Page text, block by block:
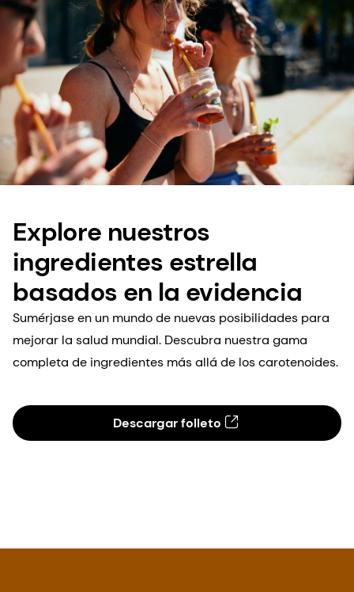
Explore nuestros
ingredientes estrella
basados en la evidencia
Sumérjase en un mundo de nuevas posibilidades para
mejorar la salud mundial. Descubra nuestra gama
completa de ingredientes más allá de los carotenoides.
Descargar folleto